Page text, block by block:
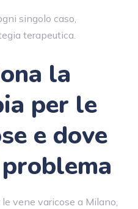
singolo caso,
terapeutica.
la
per le
e dove
vene varicose a Milano,